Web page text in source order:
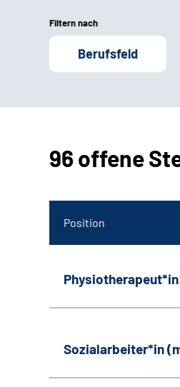
Filtern nach
Berufsfeld
96 offene
Position
Sozialarbeiter*in